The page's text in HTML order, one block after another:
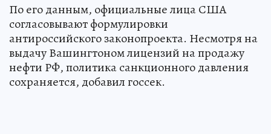
По его данным, официальные лица США
согласовывают формулировки
антироссийского законопроекта. Несмотря на
выдачу Вашингтоном лицензий на продажу
нефти РФ, политика санкционного давления
сохраняется, добавил госсек.